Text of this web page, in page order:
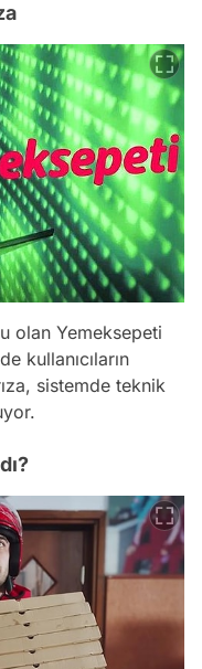
olan Yemeksepeti
kullanıcıların
sistemde teknik